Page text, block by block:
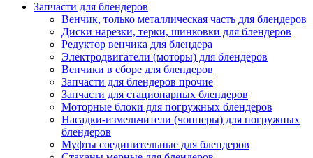
Запчасти для блендеров
Венчик, только металлическая часть для блендеров
Диски нарезки, терки, шинковки для блендеров
Редуктор венчика для блендера
Электродвигатели (моторы) для блендеров
Венчики в сборе для блендеров
Запчасти для блендеров прочие
Запчасти для стационарных блендеров
Моторные блоки для погружных блендеров
Насадки-измельчители (чопперы) для погружных
блендеров
Муфты соединительные для блендеров